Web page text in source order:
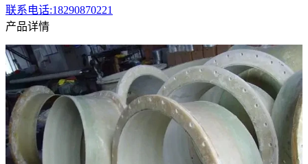
联系电话:18290870221
产品详情